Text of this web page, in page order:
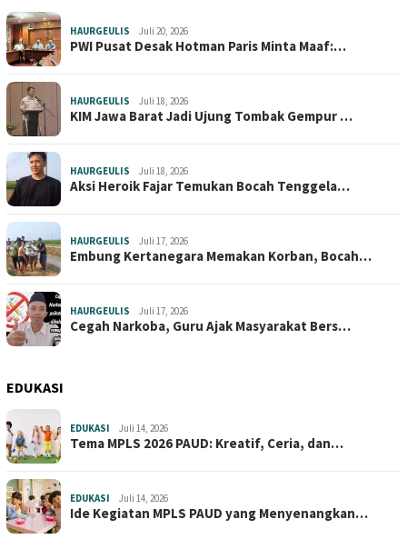
HAURGEULIS Juli 20, 2026
PWI Pusat Desak Hotman Paris Minta Maaf:…
HAURGEULIS Juli 18, 2026
KIM Jawa Barat Jadi Ujung Tombak Gempur …
HAURGEULIS Juli 18, 2026
Aksi Heroik Fajar Temukan Bocah Tenggela…
HAURGEULIS Juli 17, 2026
Embung Kertanegara Memakan Korban, Bocah…
HAURGEULIS Juli 17, 2026
Cegah Narkoba, Guru Ajak Masyarakat Bers…
EDUKASI
EDUKASI Juli 14, 2026
Tema MPLS 2026 PAUD: Kreatif, Ceria, dan…
EDUKASI Juli 14, 2026
Ide Kegiatan MPLS PAUD yang Menyenangkan…